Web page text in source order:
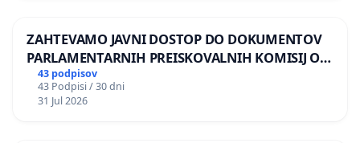
ZAHTEVAMO JAVNI DOSTOP DO DOKUMENTOV
PARLAMENTARNIH PREISKOVALNIH KOMISIJ O
ILEGALNI TRGOVINI Z OROŽJEM
43 podpisov
43 Podpisi / 30 dni
31 Jul 2026